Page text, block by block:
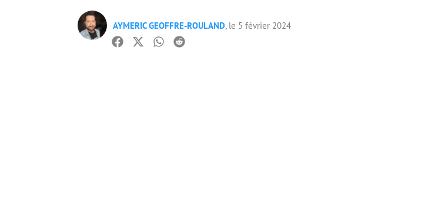
AYMERIC GEOFFRE-ROULAND, le 5 février 2024
Facebook
TwitterWhatsapp
Reddit